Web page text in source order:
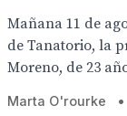
Mañana 11 de
de Tanatorio, la
Moreno, de 23
Marta O'rourke •